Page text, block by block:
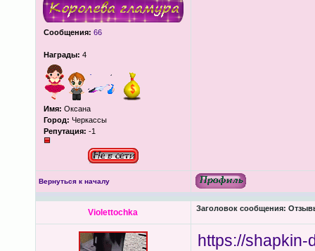
Сообщения: 66
Награды: 4
Имя: Оксана
Город: Черкассы
Репутация: -1
Вернуться к началу
Violettochka Заголовок сообщения:
https://shapkin-